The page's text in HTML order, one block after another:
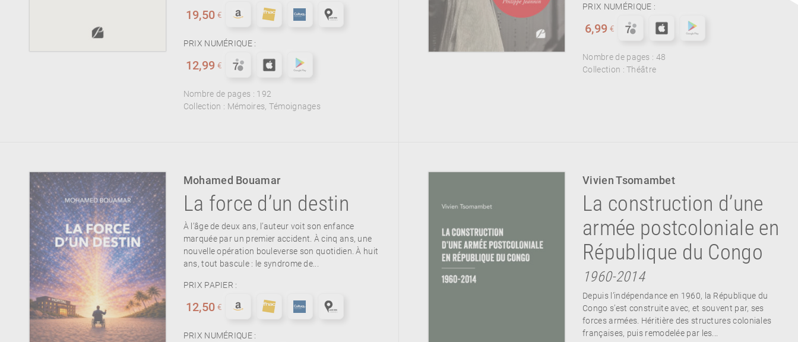
19,50 €
PRIX NUMÉRIQUE :
12,99 €
Nombre de pages : 192
Collection : Mémoires, Témoignages
PRIX NUMÉRIQUE :
6,99 €
Nombre de pages : 48
Collection :Théâtre
Mohamed Bouamar
La force d’un destin
À l’âge de deux ans, l’auteur voit son enfance
marquée par un premier accident. À cinq ans, une
nouvelle opération bouleverse son quotidien. À huit
ans, tout bascule : le syndrome de...
PRIX PAPIER :
12,50 €
PRIX NUMÉRIQUE :
Vivien Tsomambet
La construction d’une
armée postcoloniale en
République du Congo
1960-2014
Depuis l’indépendance en 1960, la République du
Congo s’est construite avec, et souvent par, ses
forces armées. Héritière des structures coloniales
françaises, puis remodelée par les...